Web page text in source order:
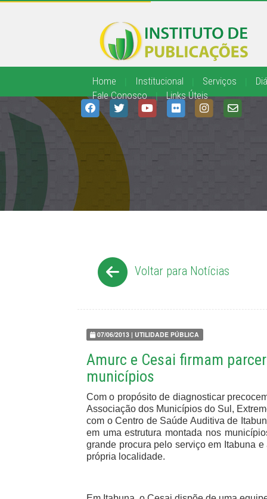
Home Institucional Serviços
Fale Conosco
| Links Úteis
Voltar para Notícias
07/06/2013 | UTILIDADE PÚBLICA
Amurc e Cesai firmam
municípios
Com o propósito de diagnosticar
Associação dos Municípios do Sul,
com o Centro de Saúde Auditiva de
em uma estrutura montada nos
grande procura pelo serviço em Itabuna
própria localidade.